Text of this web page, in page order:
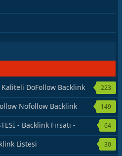
DoFollow Backlink
223
Nofollow Backlink
149
- Backlink Fırsatı -
64
Listesi 30